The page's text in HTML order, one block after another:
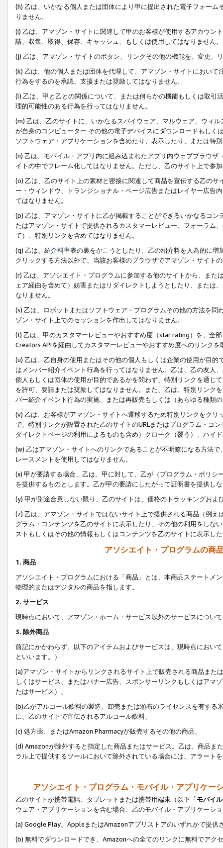
(h) 乙は、いかなる個人または団体により甲に提出された電子フォー
りません。
(i) 乙は、アマゾン・サイトに関連して甲のお客様が使用するアカウン
請、収集、取得、保存、キャッシュ、もしくは使用してはなりません。
(j) 乙は、アマゾン・サイトのボタン、リンクその他の機能を、変更、
(k) 乙は、他の個人または団体を代理して、アマゾン・サイトにおい
行為をするのを承認、支援または奨励してはなりません。
(l) 乙は、甲と乙との関係について、または何らかの機能もしくは取
理的可能性のある行為を行ってはなりません。
(m) 乙は、乙のサイトに、いかなるスパイウェア、マルウェア、ウィ
が自身のコンピューター その他の電子デバイスにダウンロードもし
ソフトウェア・アプリケーションを含めたり、表示したり、または特
(n) 乙は、モバイル・アプリ内に組み込まれたアプリ内ウェブブラウ
イトの中でフレーム化してはなりません。ただし、乙のサイト上で参
(o) 乙は、乙のサイト上の素材と密接に関連して商品を宣伝する乙の
ー・ウィンドウ、トランジショナル・ページ広告またはレイヤー広告
てはなりません。
(p) 乙は、アマゾン・サイトに乙が掲載することができるいかなるコ
たはアマゾン・サイトで提供されるカスタマーレビュー、フォーラム
て）、特別リンクを含めてはなりません。
(q) 乙は、 紹介料率表の裏をかこうとしたり、乙の紹介料を人為的に
クリックする方法以外で、当該お客様のブラウザでアマゾン・サイト
(r) 乙は、アソシエイト・プログラムに参加する他のサイトから、ま
ェア経由を含めて）妨害またはリダイレクトしようとしたり、または
なりません。
(s) 乙は、ロボットまたはソフトウェア・プログラムその他の方法を
ゾン・サイト上でのセッションを作出してはなりません。
(t) 乙は、甲のカスタマーレビューやおすすめ度（star rating）を、全
Creators APIを経由してカスタマーレビューやおすすめ度へのリンクを
(u) 乙は、乙自身の使用またはその他の個人もしくは企業の使用が目
はメンバー紹介イベント行為を行ってはなりません。乙は、乙の友人
個人もしくは団体の使用が目的であるかを問わず、特別リンクを通じ
を許可、要請または奨励してはなりません。また、乙は、特別リンク
バー紹介イベント行為の実施、または再販売もしくは（あらゆる種類
(v) 乙は、お客様がアマゾン・サイトへ遷移するため特別リンクをク
で、特別リンクが設置された乙のサイトのURLまたはプログラム・コ
ダイレクトページの利用によるものも含め）クローク（覆う）、ハイ
(w) 乙はアマゾン・サイトへのリンクであることが不明瞭になる方法
レースメントを使用してはなりません。
(x) 甲が要請する場合、乙は、甲に対して、乙が（プログラム・ポリ
を提供するものとします。乙が甲の要請にしたがって証明書を提供し
(y) 甲が別途合意しない限り、乙のサイトは、価格のトラッキングお
(z) 乙は、アマゾン・サイトではないサイト上で提供される商品（例
グラム・コンテンツを乙のサイトに表示したり、その他の利用をしな
ストもしくはその他の情報もしくはコンテンツを乙のサイトに表示し
アソシエイト・プログラムの商
1. 商品
アソシエイト・プログラムにおける「商品」とは、本商品ステートメ
物理的またはデジタルの商品を指します。
2. サービス
現時点において、アマゾン・ホーム・サービス以外のサービスについ
3. 除外商品
前記にかかわらず、以下のアイテムおよびサービスは、現時点におい
といいます。）
(a)アマゾン・サイトからリンクされるサイト上で販売される商品ま
しくはサービス、またはバナー広告、スポンサーリンクもしくはアマ
たはサービス）、
(b)乙がアルコール飲料の製造、卸売または頒布のライセンスを有す
に、乙のサイトで宣伝されるアルコール飲料、
(c) 処方薬、またはAmazon Pharmacyが販売するその他の商品、
(d) Amazonが除外すると指定した商品またはサービス。乙は、商品ま
ラル上で提供するツールにおいて除外されている場合には、アラート
アソシエイト・プログラム・モバイル・アプリケー
乙のサイトが携帯電話、タブレットまたは携帯用端末（以下「モバイ
ウェア・アプリケーションを含む場合、乙のモバイル・アプリケーシ
(a) Google Play、AppleまたはAmazonアプリストアのいずれかで提供
(b) 無料でダウンロードでき、Amazonへの全てのリンクに無料でアク